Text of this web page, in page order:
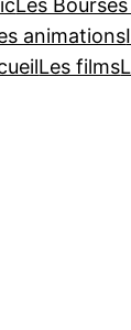
Les
animations
Les films